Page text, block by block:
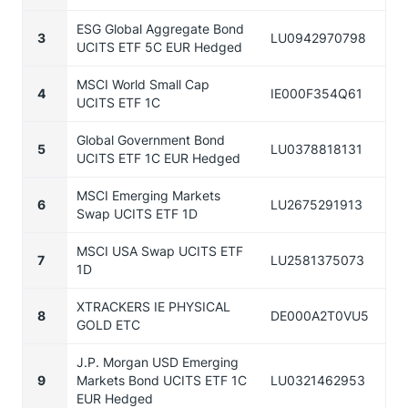
3
ESG Global Aggregate Bond
UCITS ETF 5C EUR Hedged
LU0942970798
4
MSCI World Small Cap
UCITS ETF 1C
IE000F354Q61
5
Global Government Bond
UCITS ETF 1C EUR Hedged
LU0378818131
6
MSCI Emerging Markets
Swap UCITS ETF 1D
LU2675291913
7
MSCI USA Swap UCITS ETF
1D
LU2581375073
8
XTRACKERS IE PHYSICAL
GOLD ETC
DE000A2T0VU5
9
J.P. Morgan USD Emerging
Markets Bond UCITS ETF 1C
EUR Hedged
LU0321462953